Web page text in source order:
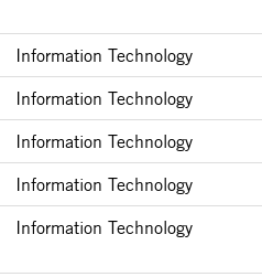
Information Technology
Information Technology
Information Technology
Information Technology
Information Technology